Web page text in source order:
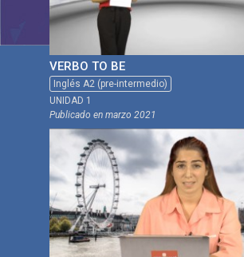
VERBO TO BE
Inglés A2 (pre-intermedio)
UNIDAD 1
Publicado enmarzo 2021